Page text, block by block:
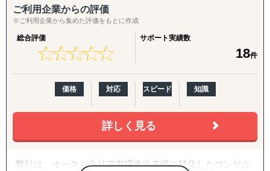
■海外 / 国内 Amazon支援
海外Amazon構築、アカウント運用、受注管理、広告運
用、海外向けクリエイティブ、商品ページ制作、翻訳業
務、Amazon内ブランドページ制作、顧客対応、海外配
Shopifyt越境ECサイト構築、海外 / 国内配送、受注管理、
アカウント運用、海外 / 国内広告運用、翻訳業務、SEO対
策、商品保管、カスタマーサポート
ご利用企業からの評価
※ご利用企業から集めた評価をもとに作成
総合評価
★★★★★
★★★★★
サポート実績数
18件
価格 対応 スピード 知識
詳しく見る
弊社は、オーストラリア市場進出支援に特化したコンサル